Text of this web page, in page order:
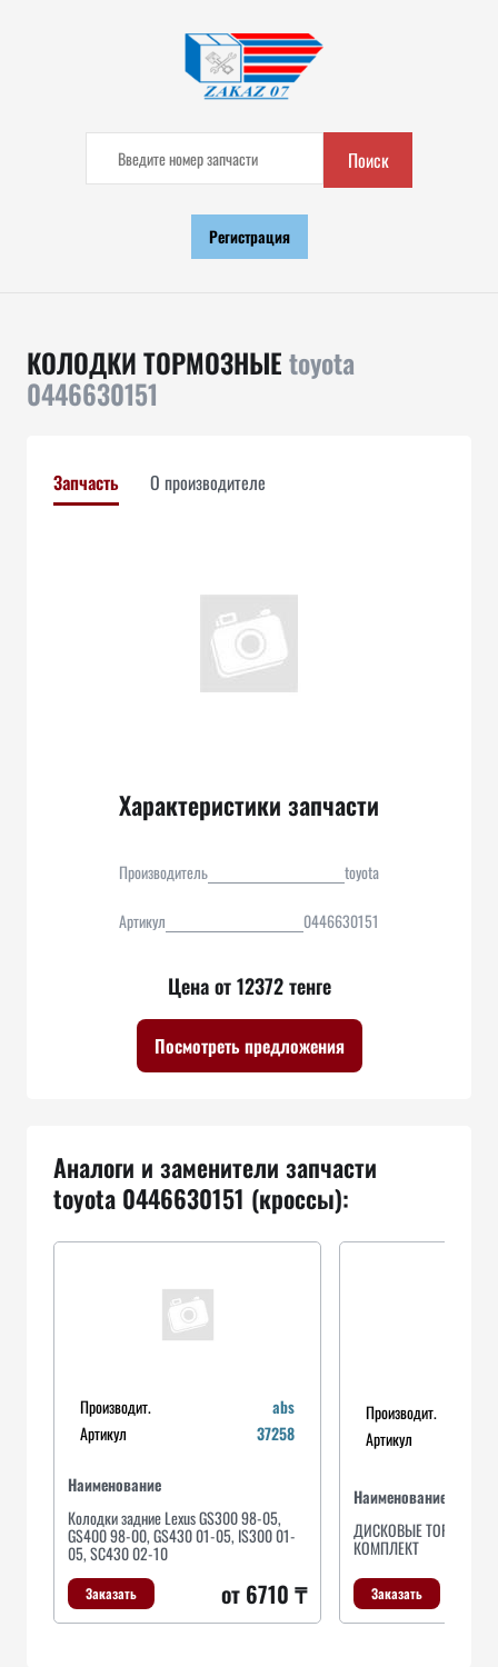
Поиск
Регистрация
КОЛОДКИ ТОРМОЗНЫЕtoyota
0446630151
Запчасть О производителе
Характеристики запчасти
Производитель toyota
Артикул 0446630151
Цена от 12372 тенге
Посмотреть предложения
Аналоги и заменители запчасти
toyota 0446630151 (кроссы):
Производит.
abs
Артикул
37258
Наименование
Колодки задние Lexus GS300 98-05,
GS400 98-00, GS430 01-05, IS300 01-
05, SC430 02-10
Заказать от 6710 ₸
Производит.
Артикул
Наименование
ДИСКОВЫЕ
КОМПЛЕКТ
Заказать